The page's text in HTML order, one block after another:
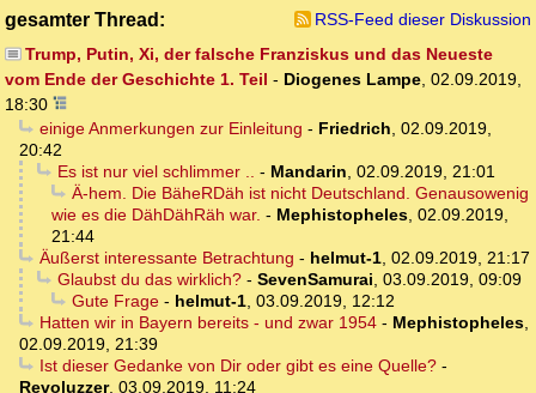
gesamter Thread:
RSS-Feed dieser Diskussion
Trump, Putin, Xi, der falsche Franziskus und das Neueste
vom Ende der Geschichte 1. Teil - Diogenes Lampe, 02.09.2019,
18:30
einige Anmerkungen zur Einleitung - Friedrich, 02.09.2019,
20:42
Es ist nur viel schlimmer .. - Mandarin, 02.09.2019, 21:01
Ä-hem. Die BäheRDäh ist nicht Deutschland. Genausowenig
wie es die DähDähRäh war. - Mephistopheles, 02.09.2019,
21:44
Äußerst interessante Betrachtung - helmut-1, 02.09.2019, 21:17
Glaubst du das wirklich?- SevenSamurai, 03.09.2019, 09:09
Gute Frage- helmut-1, 03.09.2019, 12:12
Hatten wir in Bayern bereits - und zwar 1954- Mephistopheles,
02.09.2019, 21:39
Ist dieser Gedanke von Dir oder gibt es eine Quelle?-
Revoluzzer, 03.09.2019, 11:24